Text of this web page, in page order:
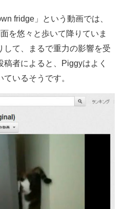
fridge」という動画では、
を悠々と歩いて降りていま
して、まるで重力の影響を受
者によると、Piggyはよく
いるそうです。